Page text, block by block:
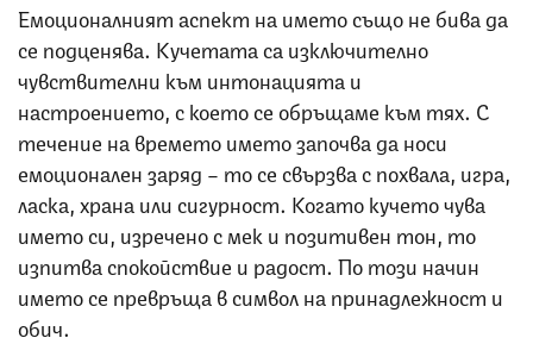
Емоционалният аспект на името също не бива да
се подценява. Кучетата са изключително
чувствителни към интонацията и
настроението, с което се обръщаме към тях. С
течение на времето името започва да носи
емоционален заряд – то се свързва с похвала, игра,
ласка, храна или сигурност. Когато кучето чува
името си, изречено с мек и позитивен тон, то
изпитва спокойствие и радост. По този начин
името се превръща в символ на принадлежност и
обич.